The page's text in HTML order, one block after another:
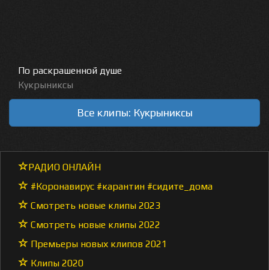
По раскрашенной душе
Кукрыниксы
Все клипы: Кукрыниксы
РАДИО ОНЛАЙН
#Коронавирус #карантин #сидите_дома
Смотреть новые клипы 2023
Смотреть новые клипы 2022
Премьеры новых клипов 2021
Клипы 2020